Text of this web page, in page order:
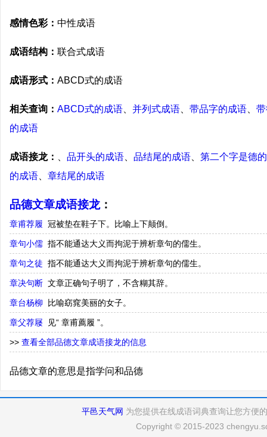
感情色彩： 中性成语
成语结构： 联合式成语
成语形式： ABCD式的成语
相关查询： ABCD式的成语 并列式成语 带品字的成语
的成语
成语接龙： 品开头的成语 品结尾的成语
第二个字是德
的成语
章结尾的成语
品德文章成语接龙：
章甫荐履 冠被垫在鞋子下。比喻上下颠倒。
章句小儒 指不能通达大义而拘泥于辨析章句的儒生。
章句之徒 指不能通达大义而拘泥于辨析章句的儒生。
章决句断 文章正确句子明了，不含糊其辞。
章台杨柳 比喻窈窕美丽的女子。
章父荐屦 见“ 章甫薦履 ”。
>> 查看全部品德文章成语接龙的信息
品德文章的意思是指学问和品德
平邑天气网 为您提供在线成语词典查询让您方便
Copyright © 2015-2023